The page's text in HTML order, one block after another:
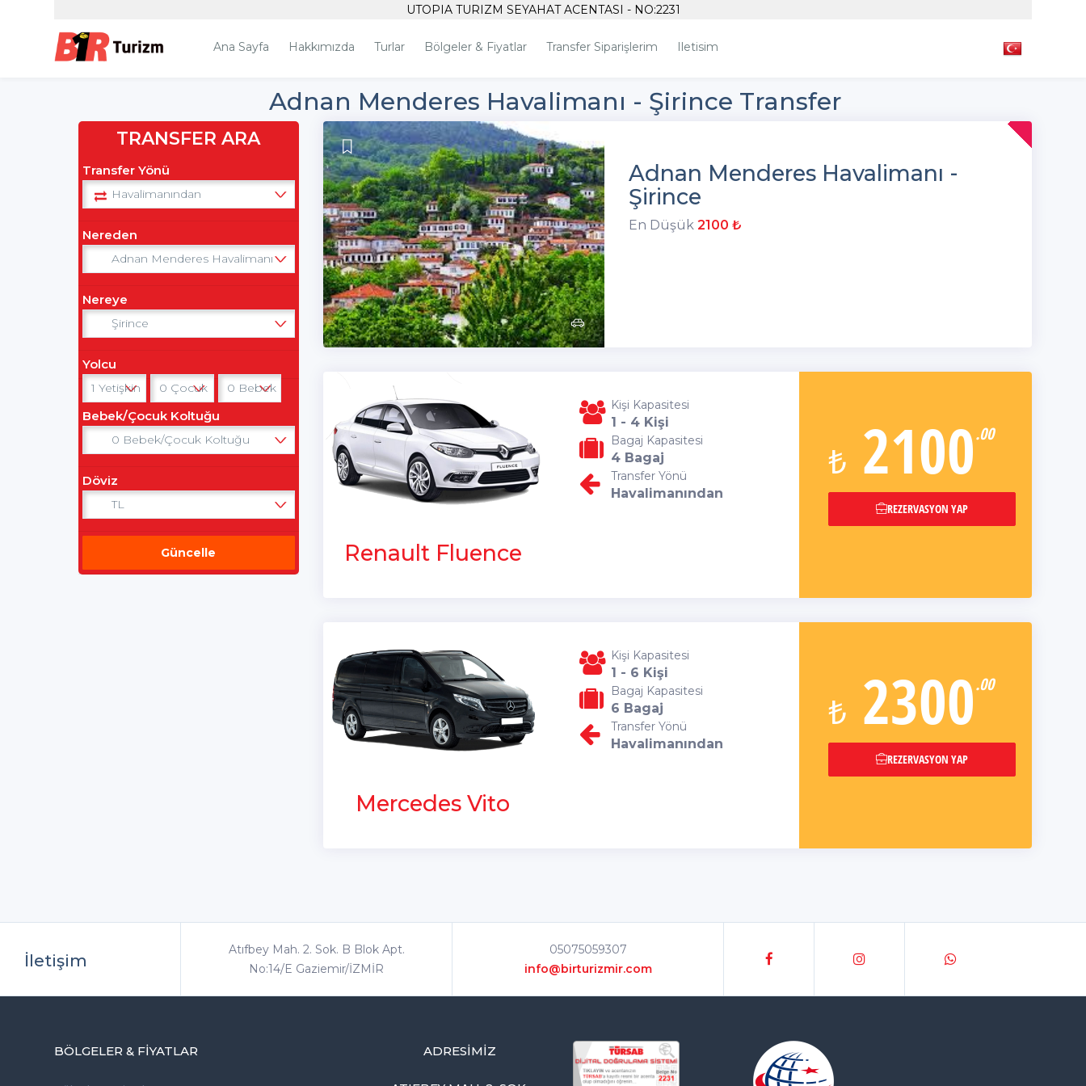
UTOPIA TURIZM SEYAHAT ACENTASI - NO:2231
Ana Sayfa Hakkımızda Turlar Bölgeler & Fiyatlar Transfer Siparişlerim Iletisim
Adnan Menderes Havalimanı - Şirince Transfer
TRANSFER ARA
Transfer Yönü
Nereden
Nereye
Yolcu
Bebek/Çocuk Koltuğu
Döviz
Güncelle
Adnan Menderes Havalimanı -
Şirince
En Düşük 2100 ₺
Renault Fluence
Kişi Kapasitesi
1 - 4 Kişi
Bagaj Kapasitesi
4 Bagaj
Transfer Yönü
Havalimanından
₺ 2100.00
REZERVASYON YAP
Mercedes Vito
Kişi Kapasitesi
1 - 6 Kişi
Bagaj Kapasitesi
6 Bagaj
Transfer Yönü
Havalimanından
₺ 2300.00
REZERVASYON YAP
İletişim
Atıfbey Mah. 2. Sok. B Blok Apt.
No:14/E Gaziemir/İZMİR
05075059307
info@birturizmir.com
BÖLGELER & FIYATLAR ADRESIMIZ